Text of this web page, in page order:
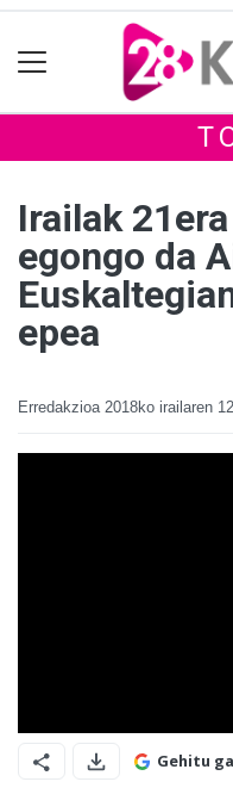
Irailak
egongo da
epea
Erredakzioa 2018ko irailaren
Gehitu